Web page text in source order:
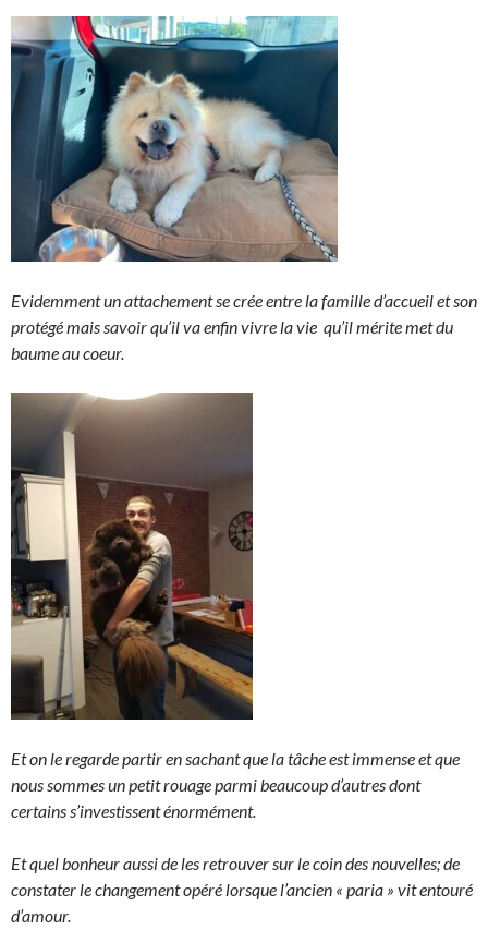
Evidemment un attachement se crée entre la famille d’accueil et son
protégé mais savoir qu’il va enfin vivre la vie qu’il mérite met du
baume au coeur.
Et on le regarde partir en sachant que la tâche est immense et que
nous sommes un petit rouage parmi beaucoupd’autres dont
certains s’investissent énormément.
Et quel bonheur aussi de les retrouver sur le coin des nouvelles; de
constater le changement opéré lorsque l’ancien « paria » vit entouré
d’amour.